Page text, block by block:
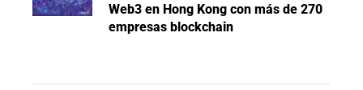
Web3 en Hong Kong con más de 270
empresas blockchain